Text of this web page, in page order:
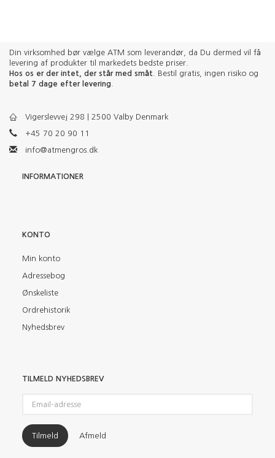
Din virksomhed bør vælge ATM som leverandør, da Du dermed vil få
levering af produkter til markedets bedste priser.
Hos os er der intet, der står med småt . Bestil gratis, ingen risiko og
betal 7 dage efter levering
Vigerslevvej 298 | 2500 Valby Denmark
+45 70 20 90 11
info@atmengros.dk
INFORMATIONER
KONTO
Min konto
Adressebog
Ønskeliste
Ordrehistorik
Nyhedsbrev
TILMELD NYHEDSBREV
adresse
Tilmeld Afmeld